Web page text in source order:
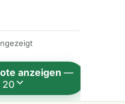
anzeigen—
20